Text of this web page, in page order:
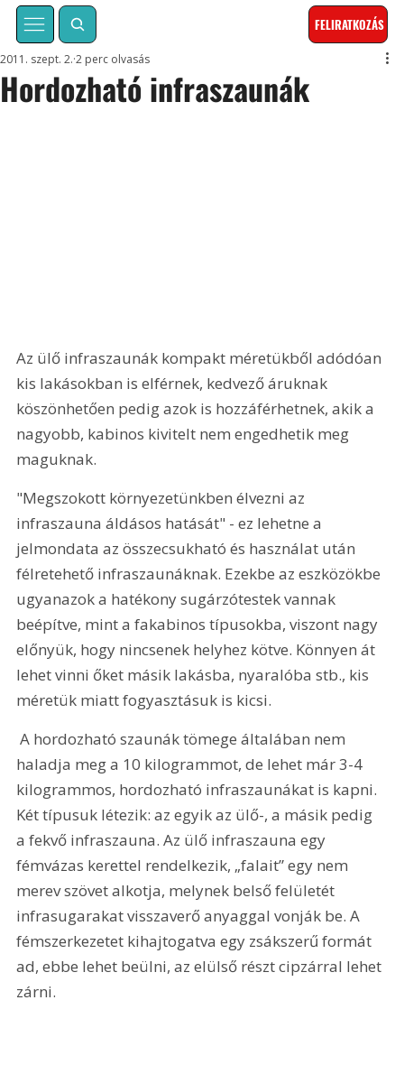
FELIRATKOZÁS
Hordozható infraszaunák
2011. szept. 2. 2 perc olvasás
Az ülő infraszaunák kompakt méretükből adódóan
kis lakásokban is elférnek, kedvező áruknak
köszönhetően pedig azok is hozzáférhetnek, akik a
nagyobb, kabinos kivitelt nem engedhetik meg
maguknak.
"Megszokott környezetünkben élvezni az
infraszauna áldásos hatását" - ez lehetne a
jelmondata az összecsukható és használat után
félretehető infraszaunáknak. Ezekbe az eszközökbe
ugyanazok a hatékony sugárzótestek vannak
beépítve, mint a fakabinos típusokba, viszont nagy
előnyük, hogy nincsenek helyhez kötve. Könnyen át
lehet vinni őket másik lakásba, nyaralóba stb., kis
méretük miatt fogyasztásuk is kicsi.
A hordozható szaunák tömege általában nem
haladja meg a 10 kilogrammot, de lehet már 3-4
kilogrammos, hordozható infraszaunákat is kapni.
Két típusuk létezik: az egyik az ülő-, a másik pedig
a fekvő infraszauna. Az ülő infraszauna egy
fémvázas kerettel rendelkezik, „falait” egy nem
merev szövet alkotja, melynek belső felületét
infrasugarakat visszaverő anyaggal vonják be. A
fémszerkezetet kihajtogatva egy zsákszerű formát
ad, ebbe lehet beülni, az elülső részt cipzárral lehet
zárni.